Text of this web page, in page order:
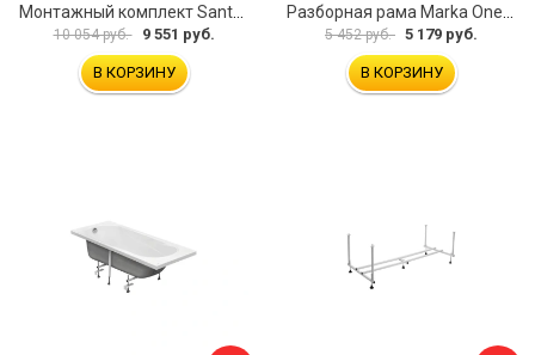
10 054 руб. 9 551 руб.
В КОРЗИНУ
5 452 руб. 5 179 руб.
В КОРЗИНУ